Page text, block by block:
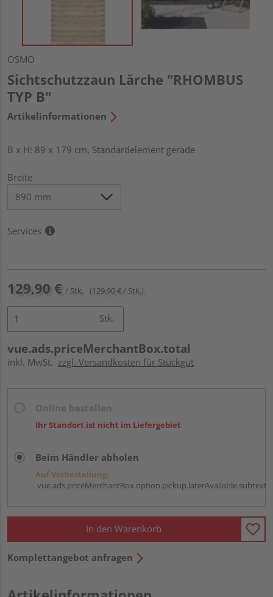
OSMO
Sichtschutzzaun Lärche "RHOMBUS
TYP B"
Artikelinformationen
B x H: 89 x 179 cm, Standardelement gerade
Breite
Services
129,90 € / Stk. (129,90 € / Stk.)
Stk.
vue.ads.priceMerchantBox.total
inkl. MwSt. zzgl. Versandkosten für Stückgut
Ihr Standort ist nicht im Liefergebiet
Beim Händler abholen
Auf Vorbestellung:
vue.ads.priceMerchantBox.option.pickup.laterAvailable.subtext
In den Warenkorb
Komplettangebot anfragen